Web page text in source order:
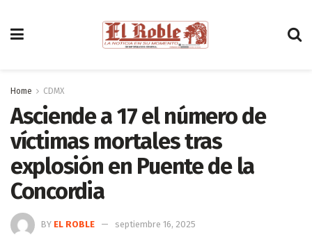
Home CDMX
Asciende a 17 el número de
víctimas mortales tras
explosión en Puente de la
Concordia
BY EL ROBLE septiembre 16, 2025